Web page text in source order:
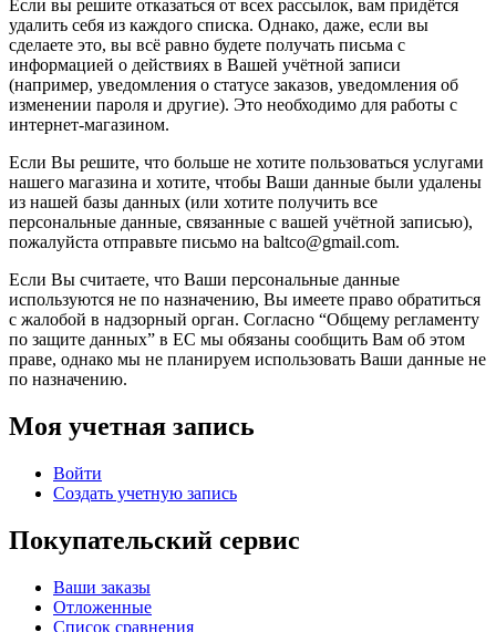
Если вы решите отказаться от всех рассылок, вам придётся
удалить себя из каждого списка. Однако, даже, если вы
сделаете это, вы всё равно будете получать письма с
информацией о действиях в Вашей учётной записи
(например, уведомления о статусе заказов, уведомления об
изменении пароля и другие). Это необходимо для работы с
интернет-магазином.
Если Вы решите, что больше не хотите пользоваться услугами
нашего магазина и хотите, чтобы Ваши данные были удалены
из нашей базы данных (или хотите получить все
персональные данные, связанные с вашей учётной записью),
пожалуйста отправьте письмо на baltco@gmail.com.
Если Вы считаете, что Ваши персональные данные
используются не по назначению, Вы имеете право обратиться
с жалобой в надзорный орган. Согласно “Общему регламенту
по защите данных” в ЕС мы обязаны сообщить Вам об этом
праве, однако мы не планируем использовать Ваши данные не
по назначению.
Моя учетная запись
Войти
Создать учетную запись
Покупательский сервис
Ваши заказы
Отложенные
Список сравнения